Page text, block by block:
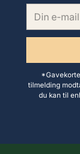
tilmelding
du kan til